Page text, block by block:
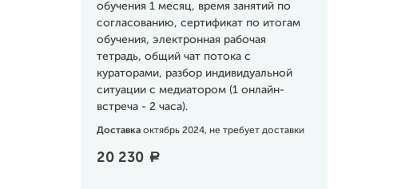
обучения 1 месяц, время занятий по
согласованию, сертификат по итогам
обучения, электронная рабочая
тетрадь, общий чат потока с
кураторами, разбор индивидуальной
ситуации с медиатором (1 онлайн-
встреча - 2 часа).
Доставка октябрь 2024, не требует доставки
20 230 a